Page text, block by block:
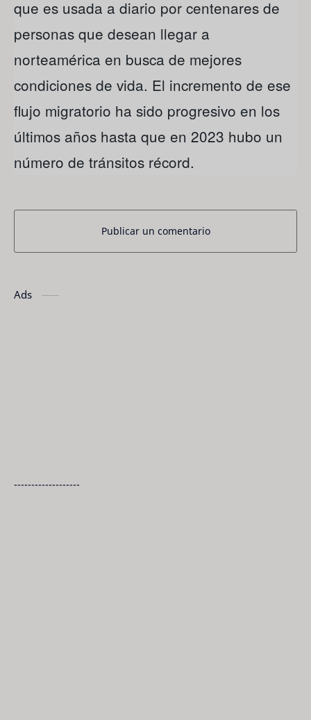
que es usada a diario por centenares de
personas que desean llegar a
norteamérica en busca de mejores
condiciones de vida. El incremento de ese
flujo migratorio ha sido progresivo en los
últimos años hasta que en 2023 hubo un
número de tránsitos récord.
Publicar un comentario
Ads
-------------------